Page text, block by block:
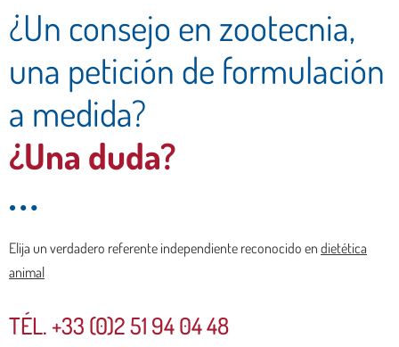
disposición
¿Un consejo en zootecnia,
una petición de formulación
a medida?
¿Una duda?
Elija un verdadero referente independiente reconocido en dietética
animal
TÉL. +33 (0)2 51 94 04 48